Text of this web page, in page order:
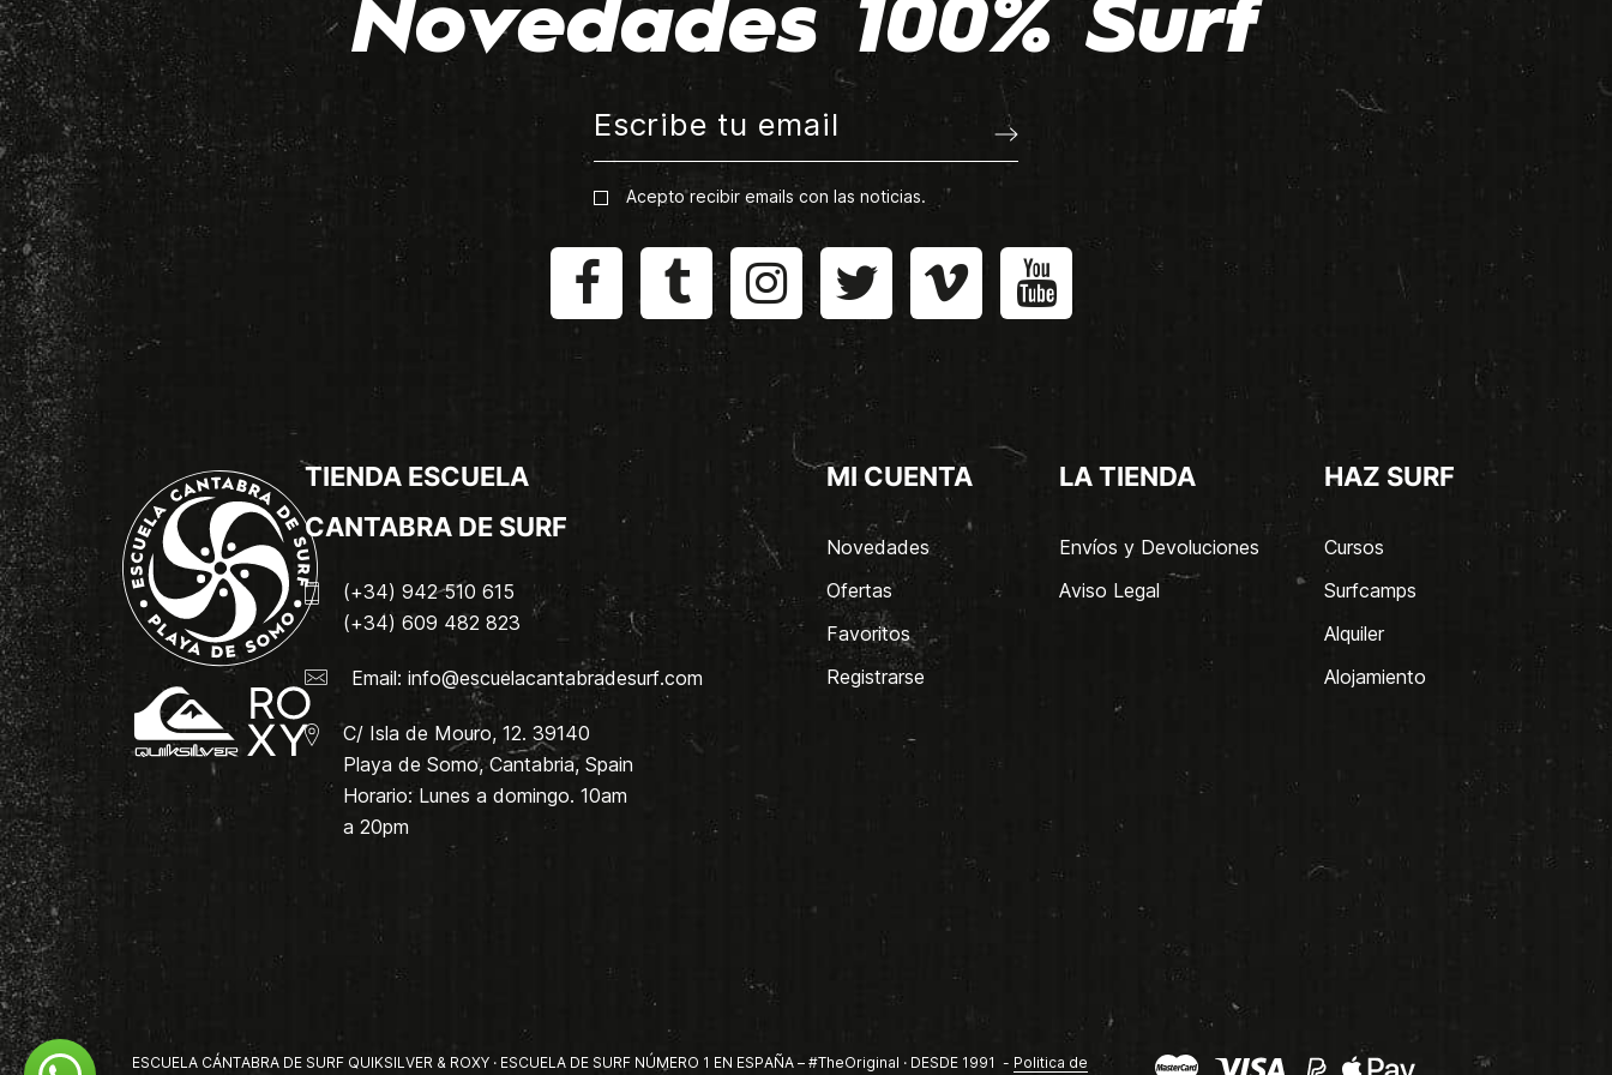
Novedades 100% Surf
Acepto recibir emails con las noticias.
TIENDA ESCUELA
CANTABRA DE SURF
(+34) 942 510 615
(+34) 609 482 823
Email: info@escuelacantabradesurf.com
C/ Isla de Mouro, 12. 39140
Playa de Somo, Cantabria, Spain
Horario: Lunes a domingo. 10am
a 20pm
MI CUENTA
Novedades
Ofertas
Favoritos
Registrarse
LA TIENDA
Envíos y Devoluciones
Aviso Legal
HAZ SURF
Cursos
Surfcamps
Alquiler
Alojamiento
ESCUELA CÁNTABRA DE SURF QUIKSILVER & ROXY · ESCUELA DE SURF NÚMERO 1 EN ESPAÑA – #TheOriginal · DESDE 1991 - Politica de